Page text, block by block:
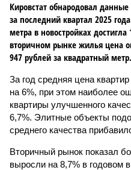
Кировстат обнародовал
за последний квартал 2025
метра в новостройках
вторичном рынке жилья цена
947 рублей за квадратный метр.
За год средняя цена
на 6%, при этом наиболее
квартиры улучшенного
6,7%. Элитные объекты
среднего качества
Вторичный рынок показал
выросли на 8,7% в годовом